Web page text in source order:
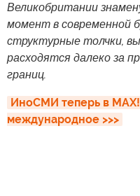
Великобритании
момент в современной
структурные толчки,
расходятся далеко за
границ.
ИноСМИ теперь в
международное >>>